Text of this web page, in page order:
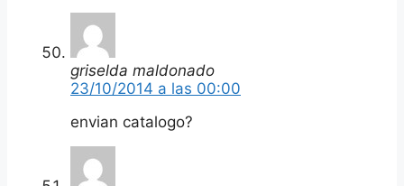
griselda maldonado
23/10/2014 a las 00:00
envian catalogo?